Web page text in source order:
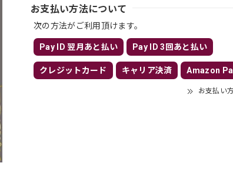
お支払い方法について
次の方法がご利用頂けます。
Pay ID 翌月あと払い Pay ID 3回あと払い
クレジットカード キャリア決済 Amazon
お支払い